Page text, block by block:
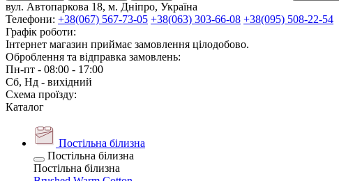
вул. Автопаркова 18, м. Дніпро, Україна
Телефони: +38(067) 567-73-05 +38(063) 303-66-08 +38(095) 508-22-54
Графік роботи:
Інтернет магазин приймає замовлення цілодобово.
Оброблення та відправка замовлень:
Пн-пт - 08:00 - 17:00
Сб, Нд - вихідний
Схема проїзду:
Каталог
Постільна білизна
Постільна білизна
Постільна білизна